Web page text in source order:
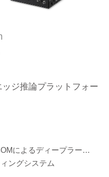
ジ推論プラットフォー
プラーニングアクセラレーション
ングシステム